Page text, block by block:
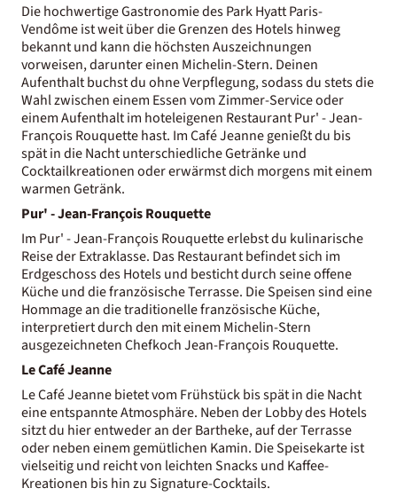
Die hochwertige Gastronomie des Park Hyatt Paris-
Vendôme ist weit über die Grenzen des Hotels hinweg
bekannt und kann die höchsten Auszeichnungen
vorweisen, darunter einen Michelin-Stern. Deinen
Aufenthalt buchst du ohne Verpflegung, sodass du stets die
Wahl zwischen einem Essen vom Zimmer-Service oder
einem Aufenthalt im hoteleigenen Restaurant Pur' - Jean-
François Rouquette hast. Im Café Jeanne genießt du bis
spät in die Nacht unterschiedliche Getränke und
Cocktailkreationen oder erwärmst dich morgens mit einem
warmen Getränk.
Pur' - Jean-François Rouquette
Im Pur' - Jean-François Rouquette erlebst du kulinarische
Reise der Extraklasse. Das Restaurant befindet sich im
Erdgeschoss des Hotels und besticht durch seine offene
Küche und die französische Terrasse. Die Speisen sind eine
Hommage an die traditionelle französische Küche,
interpretiert durch den mit einem Michelin-Stern
ausgezeichneten Chefkoch Jean-François Rouquette.
Le Café Jeanne
Le Café Jeanne bietet vom Frühstück bis spät in die Nacht
eine entspannte Atmosphäre. Neben der Lobby des Hotels
sitzt du hier entweder an der Bartheke, auf der Terrasse
oder neben einem gemütlichen Kamin. Die Speisekarte ist
vielseitig und reicht von leichten Snacks und Kaffee-
Kreationen bis hin zu Signature-Cocktails.